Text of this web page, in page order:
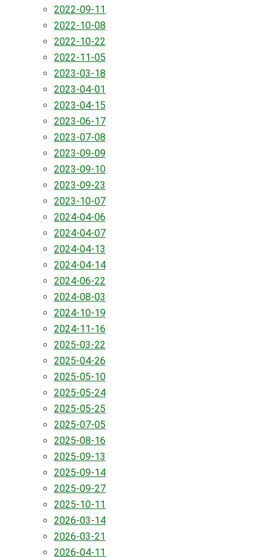
2022-09-11
2022-10-08
2022-10-22
2022-11-05
2023-03-18
2023-04-01
2023-04-15
2023-06-17
2023-07-08
2023-09-09
2023-09-10
2023-09-23
2023-10-07
2024-04-06
2024-04-07
2024-04-13
2024-04-14
2024-06-22
2024-08-03
2024-10-19
2024-11-16
2025-03-22
2025-04-26
2025-05-10
2025-05-24
2025-05-25
2025-07-05
2025-08-16
2025-09-13
2025-09-14
2025-09-27
2025-10-11
2026-03-14
2026-03-21
2026-04-11